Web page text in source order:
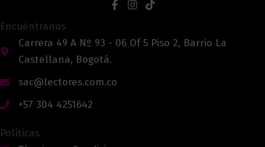
Encuéntranos
Carrera 49 A Nº 93 - 06 Of 5 Piso 2, Barrio La
Castellana, Bogotá.
sac@lectores.com.co
+57 304 4251642
Políticas